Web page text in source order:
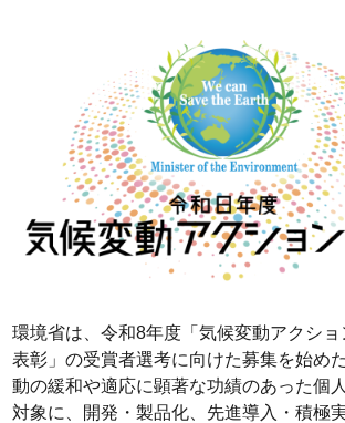
環境省は、令和8年度「気候変動アクショ
表彰」の受賞者選考に向けた募集を始め
動の緩和や適応に顕著な功績のあった個
対象に、開発・製品化、先進導入・積極